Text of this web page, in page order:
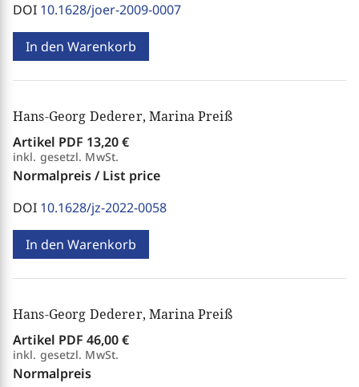
DOI 10.1628/joer-2009-0007
In den Warenkorb
Hans-Georg Dederer, Marina Preiß
Artikel PDF 13,20 €
inkl. gesetzl. MwSt.
Normalpreis / List price
DOI 10.1628/jz-2022-0058
In den Warenkorb
Hans-Georg Dederer, Marina Preiß
Artikel PDF 46,00 €
inkl. gesetzl. MwSt.
Normalpreis